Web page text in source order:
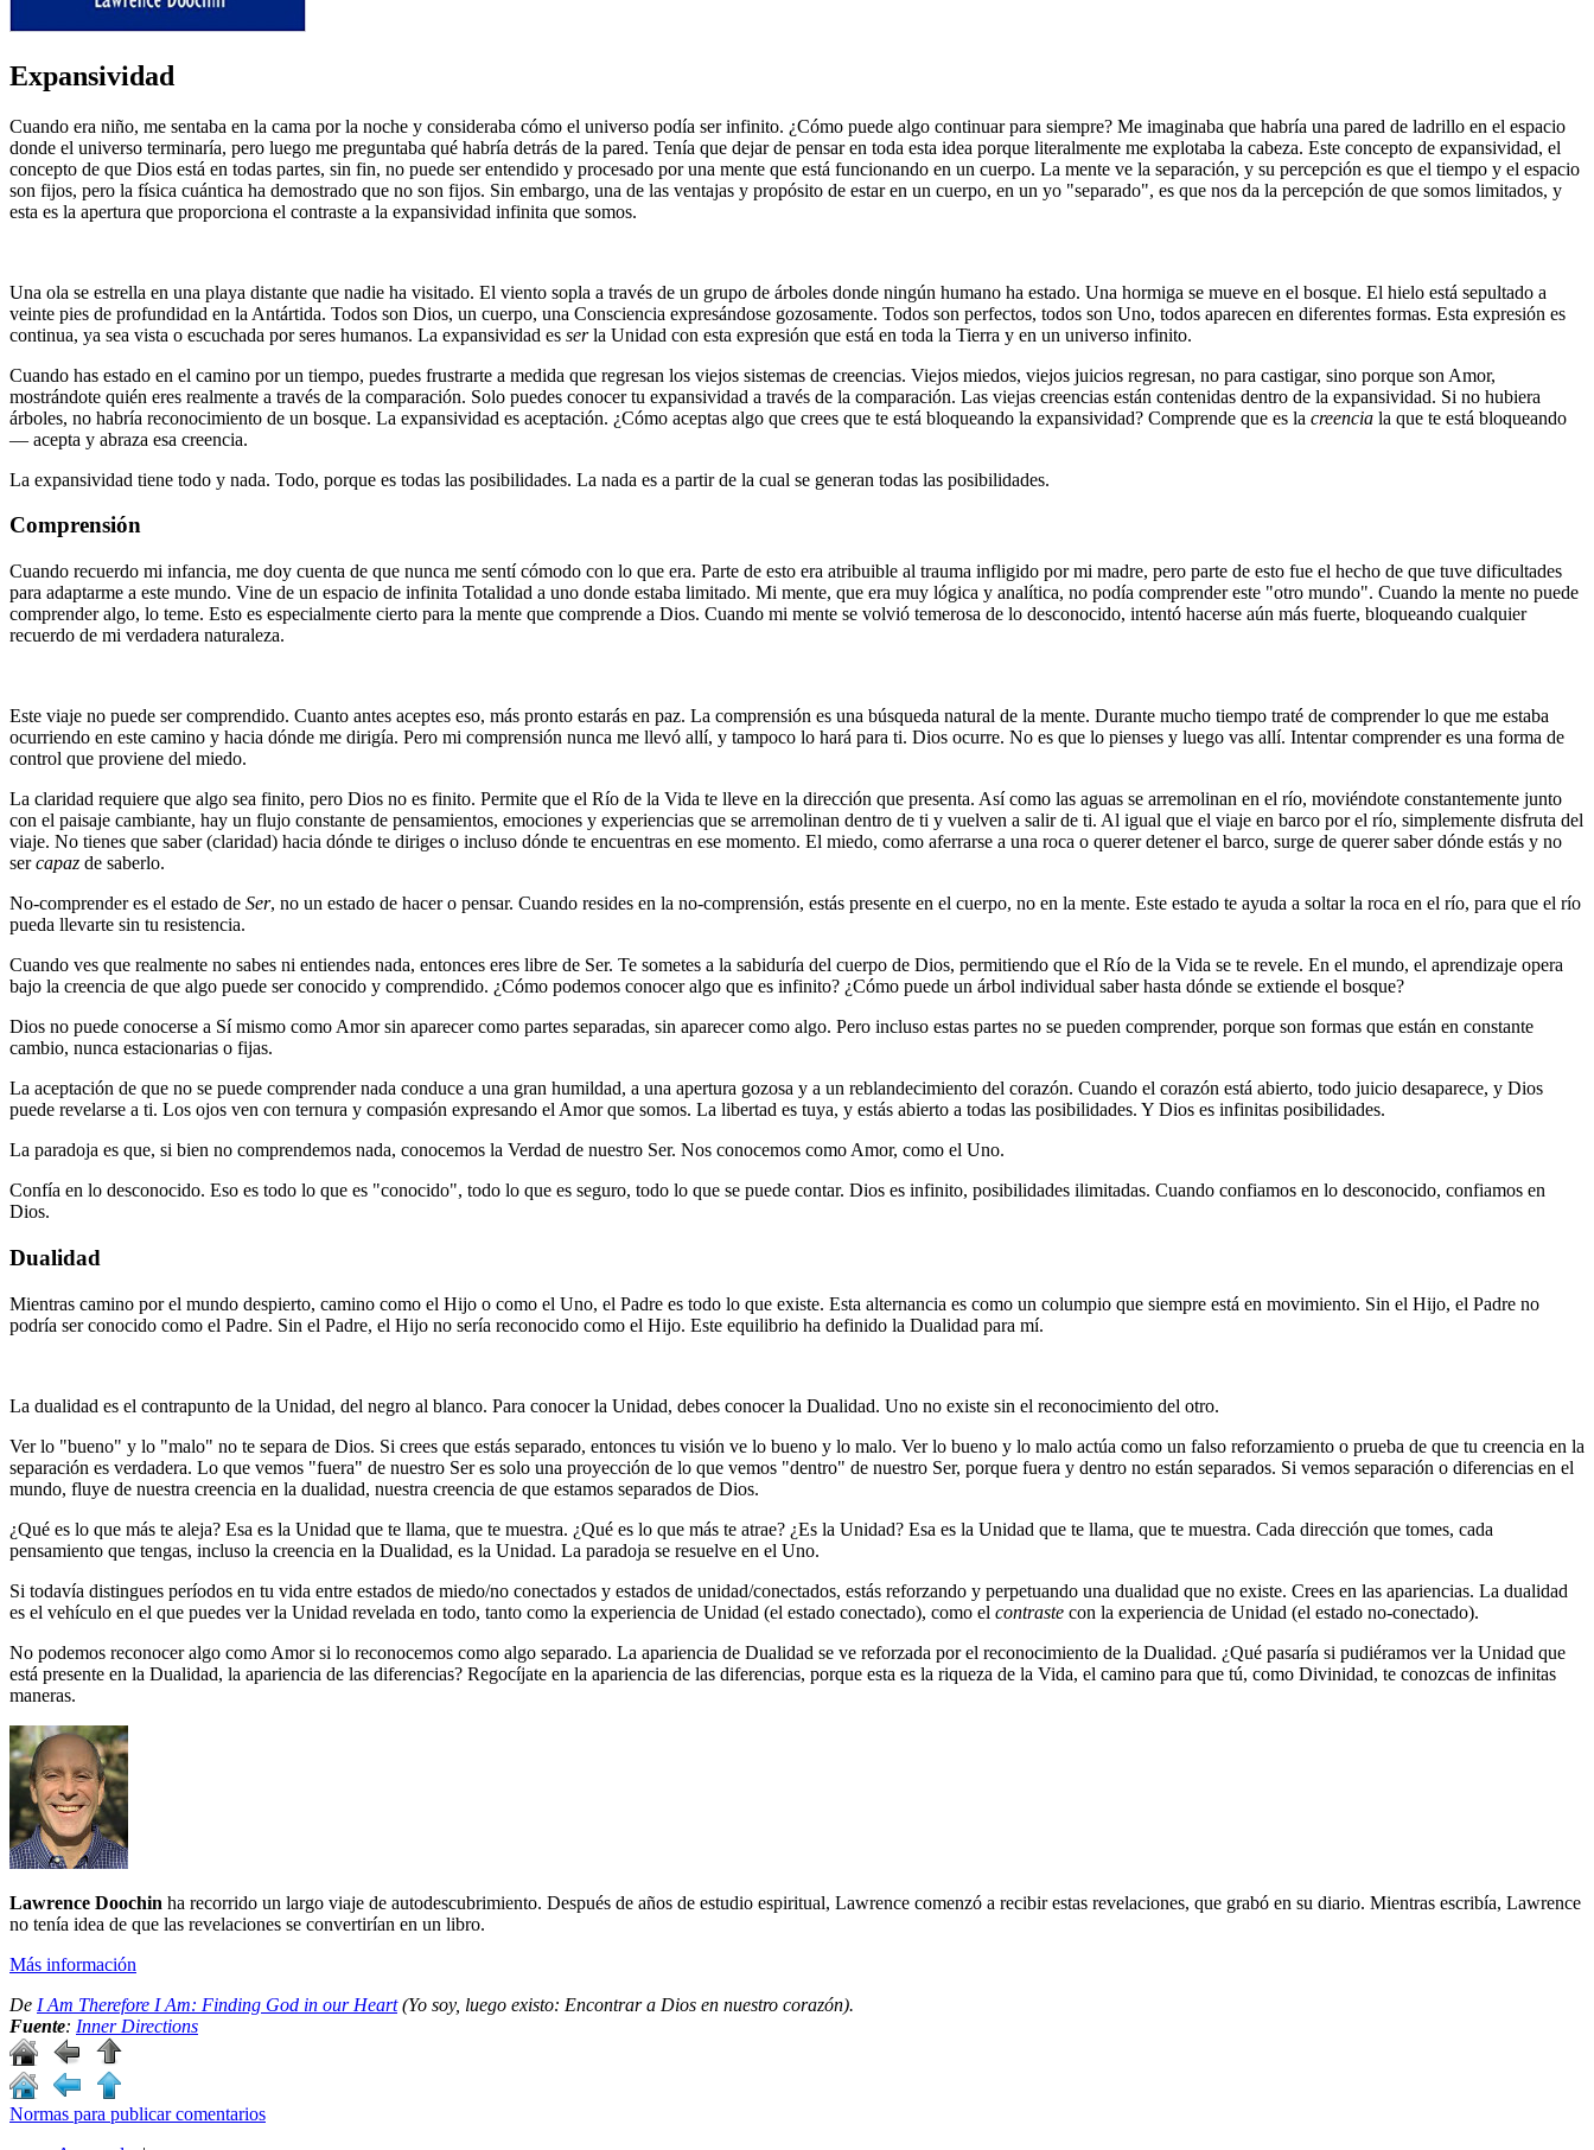
Expansividad
Cuando era niño, me sentaba en la cama por la noche y consideraba cómo el universo podía ser infinito. ¿Cómo puede algo continuar para siempre? Me imaginaba que habría una pared de ladrillo en el espacio
donde el universo terminaría, pero luego me preguntaba qué habría detrás de la pared. Tenía que dejar de pensar en toda esta idea porque literalmente me explotaba la cabeza. Este concepto de expansividad, el
concepto de que Dios está en todas partes, sin fin, no puede ser entendido y procesado por una mente que está funcionando en un cuerpo. La mente ve la separación, y su percepción es que el tiempo y el espacio
son fijos, pero la física cuántica ha demostrado que no son fijos. Sin embargo, una de las ventajas y propósito de estar en un cuerpo, en un yo "separado", es que nos da la percepción de que somos limitados, y
esta es la apertura que proporciona el contraste a la expansividad infinita que somos.
Una ola se estrella en una playa distante que nadie ha visitado. El viento sopla a través de un grupo de árboles donde ningún humano ha estado. Una hormiga se mueve en el bosque. El hielo está sepultado a
veinte pies de profundidad en la Antártida. Todos son Dios, un cuerpo, una Consciencia expresándose gozosamente. Todos son perfectos, todos son Uno, todos aparecen en diferentes formas. Esta expresión es
continua, ya sea vista o escuchada por seres humanos. La expansividad es serla Unidad con esta expresión que está en toda la Tierra y en un universo infinito.
Cuando has estado en el camino por un tiempo, puedes frustrarte a medida que regresan los viejos sistemas de creencias. Viejos miedos, viejos juicios regresan, no para castigar, sino porque son Amor,
mostrándote quién eres realmente a través de la comparación. Solo puedes conocer tu expansividad a través de la comparación. Las viejas creencias están contenidas dentro de la expansividad. Si no hubiera
árboles, no habría reconocimiento de un bosque. La expansividad es aceptación. ¿Cómo aceptas algo que crees que te está bloqueando la expansividad? Comprende que es la creencia la que te está bloqueando
― acepta y abraza esa creencia.
La expansividad tiene todo y nada. Todo, porque es todas las posibilidades. La nada es a partir de la cual se generan todas las posibilidades.
Comprensión
Cuando recuerdo mi infancia, me doy cuenta de que nunca me sentí cómodo con lo que era. Parte de esto era atribuible al trauma infligido por mi madre, pero parte de esto fue el hecho de que tuve dificultades
para adaptarme a este mundo. Vine de un espacio de infinita Totalidad a uno donde estaba limitado. Mi mente, que era muy lógica y analítica, no podía comprender este "otro mundo". Cuando la mente no puede
comprender algo, lo teme. Esto es especialmente cierto para la mente que comprende a Dios. Cuando mi mente se volvió temerosa de lo desconocido, intentó hacerse aún más fuerte, bloqueando cualquier
recuerdo de mi verdadera naturaleza.
Este viaje no puede ser comprendido. Cuanto antes aceptes eso, más pronto estarás en paz. La comprensión es una búsqueda natural de la mente. Durante mucho tiempo traté de comprender lo que me estaba
ocurriendo en este camino y hacia dónde me dirigía. Pero mi comprensión nunca me llevó allí, y tampoco lo hará para ti. Dios ocurre. No es que lo pienses y luego vas allí. Intentar comprender es una forma de
control que proviene del miedo.
La claridad requiere que algo sea finito, pero Dios no es finito. Permite que el Río de la Vida te lleve en la dirección que presenta. Así como las aguas se arremolinan en el río, moviéndote constantemente junto
con el paisaje cambiante, hay un flujo constante de pensamientos, emociones y experiencias que se arremolinan dentro de ti y vuelven a salir de ti. Al igual que el viaje en barco por el río, simplemente disfruta del
viaje. No tienes que saber (claridad) hacia dónde te diriges o incluso dónde te encuentras en ese momento. El miedo, como aferrarse a una roca o querer detener el barco, surge de querer saber dónde estás y no
sercapaz de saberlo.
No-comprender es el estado de Ser, no un estado de hacer o pensar. Cuando resides en la no-comprensión, estás presente en el cuerpo, no en la mente. Este estado te ayuda a soltar la roca en el río, para que el río
pueda llevarte sin tu resistencia.
Cuando ves que realmente no sabes ni entiendes nada, entonces eres libre de Ser. Te sometes a la sabiduría del cuerpo de Dios, permitiendo que el Río de la Vida se te revele. En el mundo, el aprendizaje opera
bajo la creencia de que algo puede ser conocido y comprendido. ¿Cómo podemos conocer algo que es infinito? ¿Cómo puede un árbol individual saber hasta dónde se extiende el bosque?
Dios no puede conocerse a Sí mismo como Amor sin aparecer como partes separadas, sin aparecer como algo. Pero incluso estas partes no se pueden comprender, porque son formas que están en constante
cambio, nunca estacionarias o fijas.
La aceptación de que no se puede comprender nada conduce a una gran humildad, a una apertura gozosa y a un reblandecimiento del corazón. Cuando el corazón está abierto, todo juicio desaparece, y Dios
puede revelarse a ti. Los ojos ven con ternura y compasión expresando el Amor que somos. La libertad es tuya, y estás abierto a todas las posibilidades. Y Dios es infinitas posibilidades.
La paradoja es que, si bien no comprendemos nada, conocemos la Verdad de nuestro Ser. Nos conocemos como Amor, como el Uno.
Confía en lo desconocido. Eso es todo lo que es "conocido", todo lo que es seguro, todo lo que se puede contar. Dios es infinito, posibilidades ilimitadas. Cuando confiamos en lo desconocido, confiamos en
Dios.
Dualidad
Mientras camino por el mundo despierto, camino como el Hijo o como el Uno, el Padre es todo lo que existe. Esta alternancia es como un columpio que siempre está en movimiento. Sin el Hijo, el Padre no
podría ser conocido como el Padre. Sin el Padre, el Hijo no sería reconocido como el Hijo. Este equilibrio ha definido la Dualidad para mí.
La dualidad es el contrapunto de la Unidad, del negro al blanco. Para conocer la Unidad, debes conocer la Dualidad. Uno no existe sin el reconocimiento del otro.
Ver lo "bueno" y lo "malo" no te separa de Dios. Si crees que estás separado, entonces tu visión ve lo bueno y lo malo. Ver lo bueno y lo malo actúa como un falso reforzamiento o prueba de que tu creencia en la
separación es verdadera. Lo que vemos "fuera" de nuestro Ser es solo una proyección de lo que vemos "dentro" de nuestro Ser, porque fuera y dentro no están separados. Si vemos separación o diferencias en el
mundo, fluye de nuestra creencia en la dualidad, nuestra creencia de que estamos separados de Dios.
¿Qué es lo que más te aleja? Esa es la Unidad que te llama, que te muestra. ¿Qué es lo que más te atrae? ¿Es la Unidad? Esa es la Unidad que te llama, que te muestra. Cada dirección que tomes, cada
pensamiento que tengas, incluso la creencia en la Dualidad, es la Unidad. La paradoja se resuelve en el Uno.
Si todavía distingues períodos en tu vida entre estados de miedo/no conectados y estados de unidad/conectados, estás reforzando y perpetuando una dualidad que no existe. Crees en las apariencias. La dualidad
es el vehículo en el que puedes ver la Unidad revelada en todo, tanto como la experiencia de Unidad (el estado conectado), como el contraste con la experiencia de Unidad (el estado no-conectado).
No podemos reconocer algo como Amor si lo reconocemos como algo separado. La apariencia de Dualidad se ve reforzada por el reconocimiento de la Dualidad. ¿Qué pasaría si pudiéramos ver la Unidad que
está presente en la Dualidad, la apariencia de las diferencias? Regocíjate en la apariencia de las diferencias, porque esta es la riqueza de la Vida, el camino para que tú, como Divinidad, te conozcas de infinitas
maneras.
Lawrence Doochin ha recorrido un largo viaje de autodescubrimiento. Después de años de estudio espiritual, Lawrence comenzó a recibir estas revelaciones, que grabó en su diario. Mientras escribía, Lawrence
no tenía idea de que las revelaciones se convertirían en un libro.
Más información
De I Am Therefore I Am: Finding God in our Heart(Yo soy, luego existo: Encontrar a Dios en nuestro corazón).
Fuente: Inner Directions
Normas para publicar comentarios